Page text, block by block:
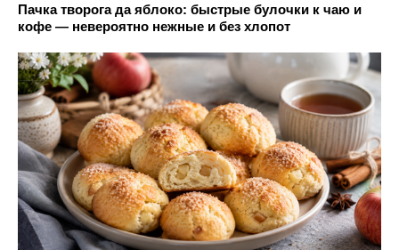
Пачка творога да яблоко: быстрые булочки к чаю и
кофе — невероятно нежные и без хлопот